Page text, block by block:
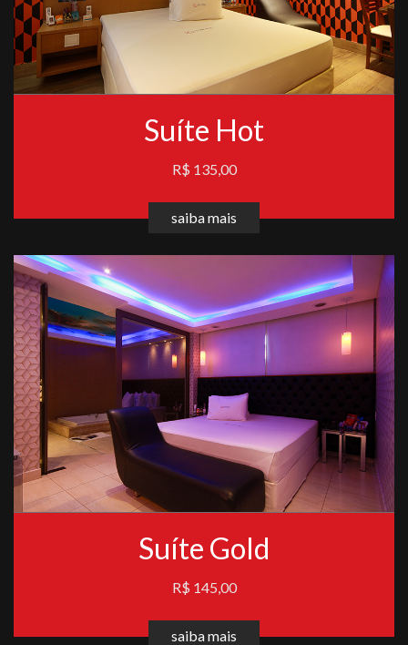
Suíte Hot
R$ 135,00
saiba mais
Suíte Gold
R$ 145,00
saiba mais